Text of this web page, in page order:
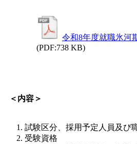
令和8年度就職氷河
(PDF:738 KB)
＜内容＞
試験区分、採用予定人員及び
受験資格